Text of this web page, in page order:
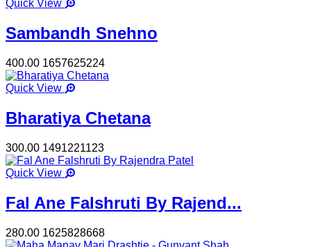
Quick View
Sambandh Snehno
400.00 1657625224
Quick View
Bharatiya Chetana
300.00 1491221123
Quick View
Fal Ane Falshruti By Rajend...
280.00 1625828668